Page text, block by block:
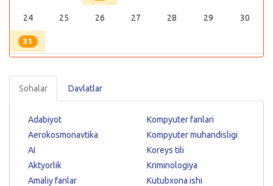
24 25 26 27 28 29 30
31
Sohalar Davlatlar
Adabiyot
Aerokosmonavtika
AI
Aktyorlik
Amaliy fanlar
Kompyuter fanlari
Kompyuter muhandisligi
Koreys tili
Kriminologiya
Kutubxona ishi